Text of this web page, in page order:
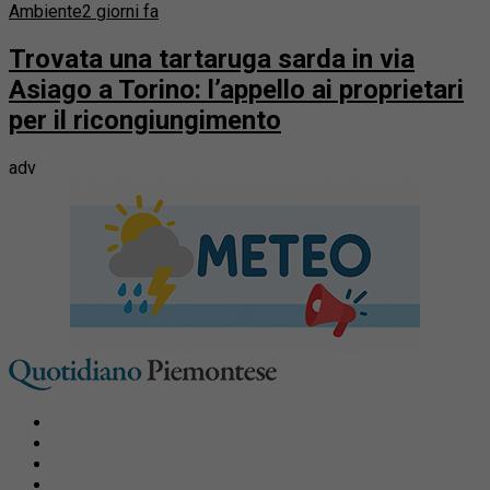
Ambiente2 giorni fa
Trovata una tartaruga sarda in via
Asiago a Torino: l’appello ai proprietari
per il ricongiungimento
adv